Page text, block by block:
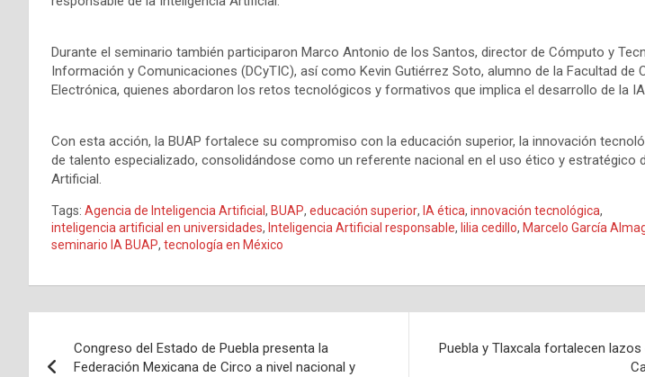
Durante el seminario también participaron Marco Antonio de los Santos, director de Cómputo y
Información y Comunicaciones (DCyTIC), así como Kevin Gutiérrez Soto, alumno de la Facultad de
Electrónica, quienes abordaron los retos tecnológicos y formativos que implica el desarrollo de la
Con esta acción, la BUAP fortalece su compromiso con la educación superior, la innovación
de talento especializado, consolidándose como un referente nacional en el uso ético y estratégico
Artificial.
Tags: Agencia de Inteligencia Artificial, BUAP, educación superior, IA ética, innovación tecnológica,
inteligencia artificial en universidades, Inteligencia Artificial responsable, lilia cedillo, Marcelo García
seminario IA BUAP, tecnología en México
de
Congreso del Estado de Puebla presenta la
Federación Mexicana de Circo a nivel nacional y
Puebla y Tlaxcala fortalecen lazos